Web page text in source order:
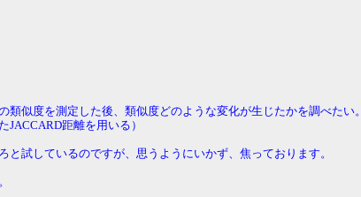
類似度を測定した後、類似度どのような変化が生じたかを調べたい。
JACCARD距離を用いる）
試しているのですが、思うようにいかず、焦っております。